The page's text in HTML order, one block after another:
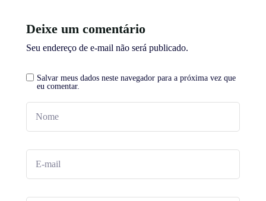
Deixe um comentário
Seu endereço de e-mail não será publicado.
Salvar meus dados neste navegador para a próxima vez que
eu comentar.